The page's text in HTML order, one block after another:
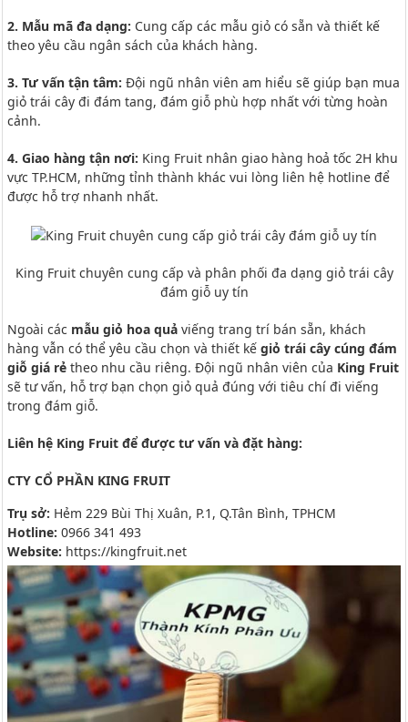
2. Mẫu mã đa dạng: Cung cấp các mẫu giỏ có sẵn và thiết kế
theo yêu cầu ngân sách của khách hàng.
3. Tư vấn tận tâm: Đội ngũ nhân viên am hiểu sẽ giúp bạn mua
giỏ trái cây đi đám tang, đám giỗ phù hợp nhất với từng hoàn
cảnh.
4. Giao hàng tận nơi: King Fruit nhân giao hàng hoả tốc 2H khu
vực TP.HCM, những tỉnh thành khác vui lòng liên hệ hotline để
được hỗ trợ nhanh nhất.
King Fruit chuyên cung cấp và phân phối đa dạng giỏ trái cây
đám giỗ uy tín
Ngoài các mẫu giỏ hoa quả viếng trang trí bán sẵn, khách
hàng vẫn có thể yêu cầu chọn và thiết kế giỏ trái cây cúng đám
giỗ giá rẻ theo nhu cầu riêng. Đội ngũ nhân viên của King Fruit
sẽ tư vấn, hỗ trợ bạn chọn giỏ quả đúng với tiêu chí đi viếng
trong đám giỗ.
Liên hệ King Fruit để được tư vấn và đặt hàng:
CTY CỔ PHẦN KING FRUIT
Trụ sở: Hẻm 229 Bùi Thị Xuân, P.1, Q.Tân Bình, TPHCM
Hotline: 0966 341 493
Website: https://kingfruit.net